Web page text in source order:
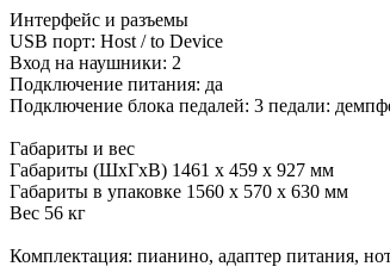
Интерфейс и разъемы
USB порт: Host / to Device
Вход на наушники: 2
Подключение питания: да
Подключение блока педалей: 3 педали:
Габариты и вес
Габариты (ШхГхВ) 1461 х 459 х 927 мм
Габариты в упаковке 1560 х 570 х 630 мм
Вес 56 кг
Комплектация: пианино, адаптер питания,